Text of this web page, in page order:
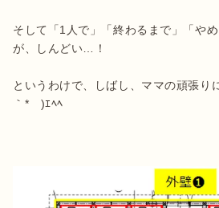
そして「1人で」「終わるまで」「や
が、しんどい…！
というわけで、しばし、ママの頑張り
｀*ゞ)ｴﾍﾍ